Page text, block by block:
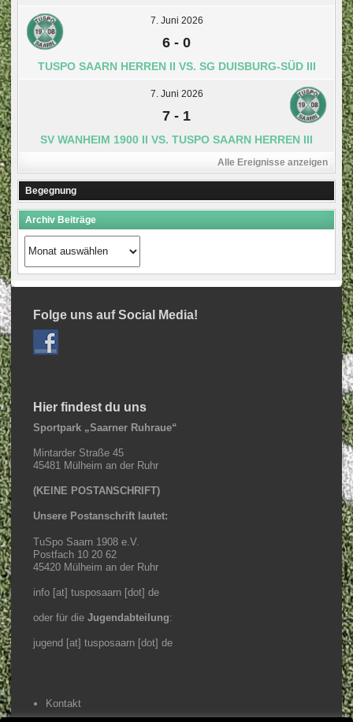
7. Juni 2026
6 - 0
TUSPO SAARN HERREN II VS. SG DUISBURG-SÜD III
7. Juni 2026
7 - 1
SV WANHEIM 1900 II VS. TUSPO SAARN HERREN III
Alle Ereignisse anzeigen
Begegnung
Archiv Beiträge
Archiv
Beiträge
Folge uns auf Social Media!
Hier findest du uns
Sportpark „Saarner Ruhraue“
Mintarder Straße 45
45481 Mülheim an der Ruhr
(KEINE POSTANSCHRIFT)
Unsere Postanschrift lautet:
TuSpo Saarn 1908 e.V.
Postfach 10 20 62
45420 Mülheim an der Ruhr
info [at] tusposaarn [dot] de
oder für die Jugendabteilung:
jugend [at] tusposaarn [dot] de
Kontakt